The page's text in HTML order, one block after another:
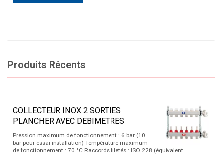
Produits Récents
COLLECTEUR INOX 2 SORTIES
PLANCHER AVEC DEBIMETRES
Pression maximum de fonctionnement : 6 bar (10
bar pour essai installation) Température maximum
de fonctionnement : 70 °C Raccords filetés : ISO 228 (équivalent…